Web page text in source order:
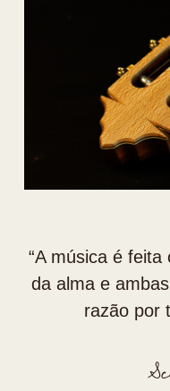
“⁠A música é
da alma e
razão por